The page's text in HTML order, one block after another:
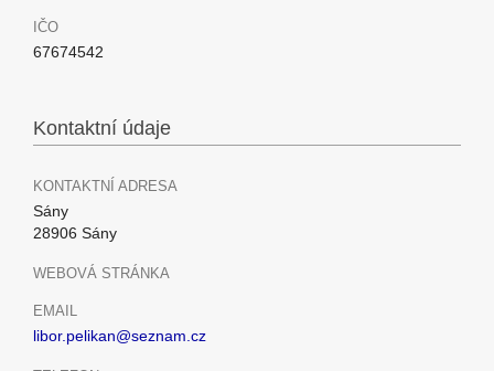
IČO
67674542
Kontaktní údaje
KONTAKTNÍ ADRESA
Sány
28906 Sány
WEBOVÁ STRÁNKA
EMAIL
libor.pelikan@seznam.cz